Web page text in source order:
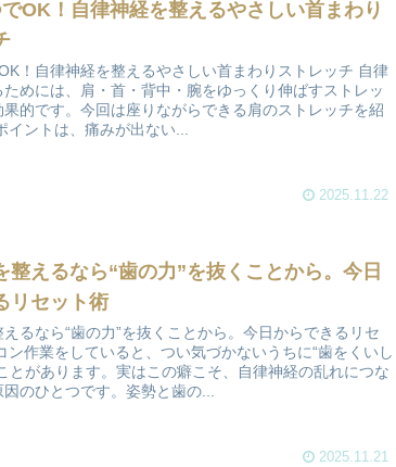
OK！自律神経を整えるやさしい首まわり
！自律神経を整えるやさしい首まわりストレッチ 自律
めには、肩・首・背中・腕をゆっくり伸ばすストレッ
果的です。今回は座りながらできる肩のストレッチを紹
イントは、痛みが出ない...
2025.11.22
整えるなら“歯の力”を抜くことから。今日
リセット術
えるなら“歯の力”を抜くことから。今日からできるリセ
ン作業をしていると、つい気づかないうちに“歯をくいし
とがあります。実はこの癖こそ、自律神経の乱れにつな
のひとつです。姿勢と歯の...
2025.11.21